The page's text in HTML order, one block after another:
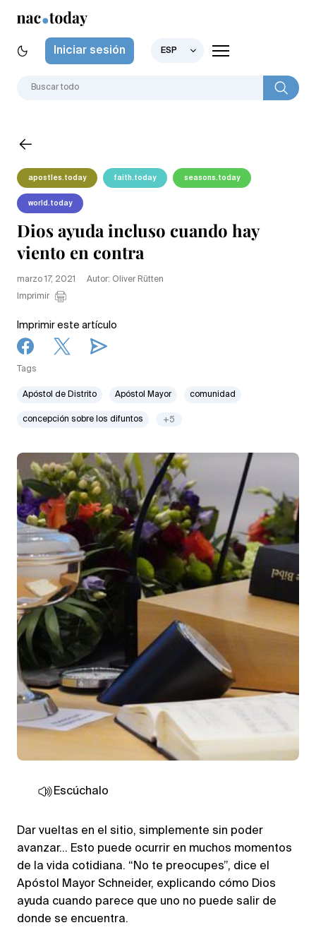
Iniciar sesión ESP
apostles.today faith.today seasons.today
world.today
Dios ayuda incluso cuando hay
viento en contra
marzo 17, 2021
Autor: Oliver Rütten
Imprimir
Imprimir este artículo
Tags
Apóstol de Distrito Apóstol Mayor comunidad
concepción sobre los difuntos +5
Escúchalo
Dar vueltas en el sitio, simplemente sin poder
avanzar… Esto puede ocurrir en muchos momentos
de la vida cotidiana. “No te preocupes”, dice el
Apóstol Mayor Schneider, explicando cómo Dios
ayuda cuando parece que uno no puede salir de
donde se encuentra.